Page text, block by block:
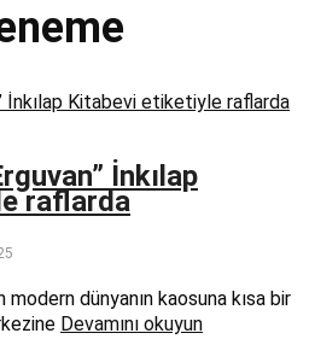
İnkılap
raflarda
modern dünyanın kaosuna kısa bir
Devamını okuyun